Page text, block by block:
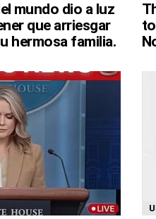
mundo dio a luz
que arriesgar
hermosa familia.